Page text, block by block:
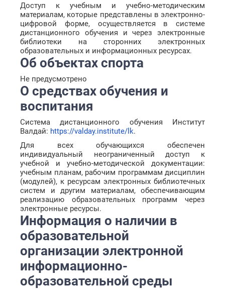
Доступ к учебным и учебно-методическим
материалам, которые представлены в электронно-
цифровой форме, осуществляется в системе
дистанционного обучения и через электронные
библиотеки на сторонних электронных
образовательных и информационных ресурсах.
Об объектах спорта
Не предусмотрено
О средствах обучения и
воспитания
Система дистанционного обучения Институт
Валдай: https://valday.institute/lk.
Для всех обучающихся обеспечен
индивидуальный неограниченный доступ к
учебной и учебно-методической документации:
учебным планам, рабочим программам дисциплин
(модулей), к ресурсам электронных библиотечных
систем и другим материалам, обеспечивающим
реализацию образовательных программ через
электронные ресурсы.
Информация о наличии в
образовательной
организации электронной
информационно-
образовательной среды